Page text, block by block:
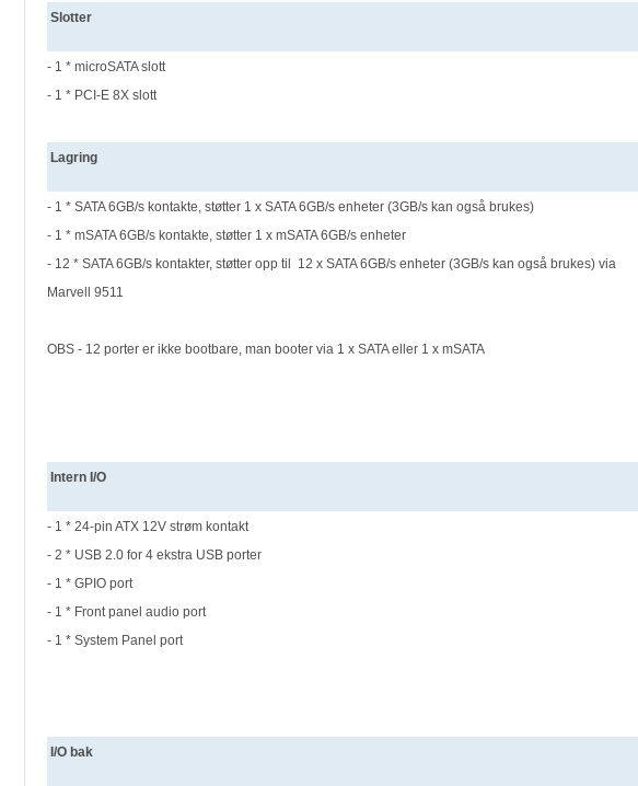
Slotter
- 1 * microSATA slott
- 1 * PCI-E 8X slott
Lagring
- 1 * SATA 6GB/s kontakte, støtter 1 x SATA 6GB/s enheter (3GB/s kan også brukes)
- 1 * mSATA 6GB/s kontakte, støtter 1 x mSATA 6GB/s enheter
- 12 * SATA 6GB/s kontakter, støtter opp til 12 x SATA 6GB/s enheter (3GB/s kan også brukes) via
Marvell 9511
OBS - 12 porter er ikke bootbare, man booter via 1 x SATA eller 1 x mSATA
Intern I/O
- 1 * 24-pin ATX 12V strøm kontakt
- 2 * USB 2.0 for 4 ekstra USB porter
- 1 * GPIO port
- 1 * Front panel audio port
- 1 * System Panel port
I/O bak